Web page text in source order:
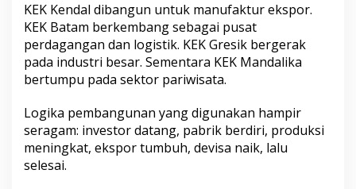
KEK Kendal dibangun untuk manufaktur ekspor.
KEK Batam berkembang sebagai pusat
perdagangan dan logistik. KEK Gresik bergerak
pada industri besar. Sementara KEK Mandalika
bertumpu pada sektor pariwisata.
Logika pembangunan yang digunakan hampir
seragam: investor datang, pabrik berdiri, produksi
meningkat, ekspor tumbuh, devisa naik, lalu
selesai.